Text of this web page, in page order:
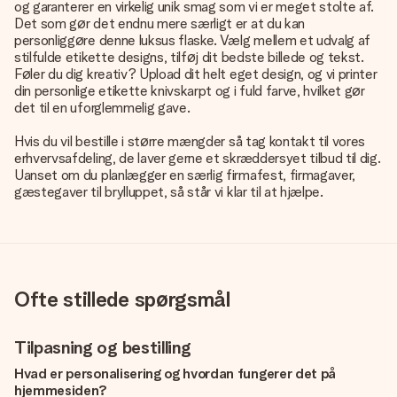
og garanterer en virkelig unik smag som vi er meget stolte af.
Det som gør det endnu mere særligt er at du kan
personliggøre denne luksus flaske. Vælg mellem et udvalg af
stilfulde etikette designs, tilføj dit bedste billede og tekst.
Føler du dig kreativ? Upload dit helt eget design, og vi printer
din personlige etikette knivskarpt og i fuld farve, hvilket gør
det til en uforglemmelig gave.
Hvis du vil bestille i større mængder så tag kontakt til vores
erhvervsafdeling, de laver gerne et skræddersyet tilbud til dig.
Uanset om du planlægger en særlig firmafest, firmagaver,
gæstegaver til brylluppet, så står vi klar til at hjælpe.
Ofte stillede spørgsmål
Tilpasning og bestilling
Hvad er personalisering og hvordan fungerer det på
hjemmesiden?